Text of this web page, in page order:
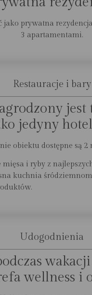
prywatna
3 apartamentami.
Restauracje i bary
jest
jedyny
obiektu dostępne są 2
i ryby z
kuchnia
Udogodnienia
wellness i